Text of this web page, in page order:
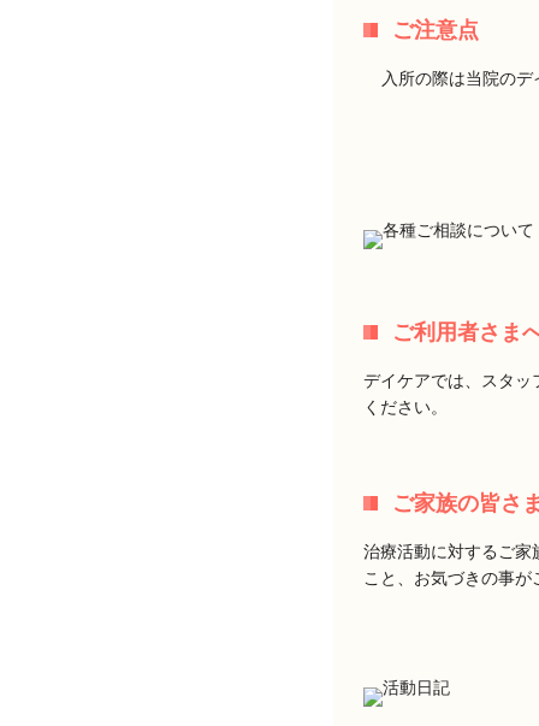
ご注意点
入所の際は当院の
ご利用者さま
デイケアでは、スタッ
ください。
ご家族の皆さ
治療活動に対するご家
こと、お気づきの事